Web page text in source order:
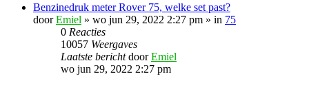
Benzinedruk meter Rover 75, welke set past?
doorEmiel » wo jun 29, 2022 2:27 pm » in 75
0 Reacties
10057 Weergaves
Laatste berichtdoorEmiel
wo jun 29, 2022 2:27 pm